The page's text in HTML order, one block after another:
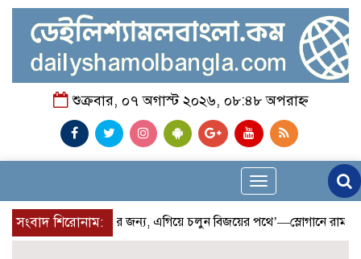
শুক্রবার, ০৭ অগাস্ট ২০২৬, ০৮:৪৮ অপরাহ্ন
Toggle
navigation
সংবাদ শিরোনাম:
‘দৌড়ান সুস্থতার জন্য, এগিয়ে চলুন বিজয়ের পথে’—স্লোগানে রামগড়ে